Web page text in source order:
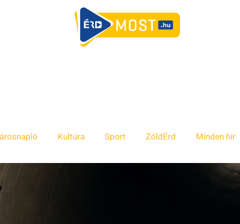
Kultúra Sport ZöldÉrd Minden hír